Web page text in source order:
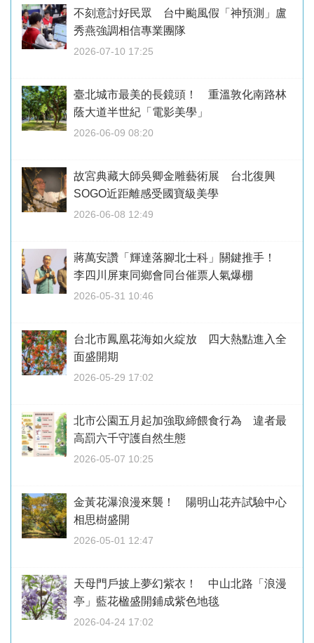
不刻意討好民眾 台中颱風假「神預測」盧
秀燕強調相信專業團隊
2026-07-10 17:25
臺北城市最美的長鏡頭！ 重溫敦化南路林
蔭大道半世紀「電影美學」
2026-06-09 08:20
故宮典藏大師吳卿金雕藝術展 台北復興
SOGO近距離感受國寶級美學
2026-06-08 12:49
蔣萬安讚「輝達落腳北士科」關鍵推手！
李四川屏東同鄉會同台催票人氣爆棚
2026-05-31 10:46
台北市鳳凰花海如火綻放 四大熱點進入全
面盛開期
2026-05-29 17:02
北市公園五月起加強取締餵食行為 違者最
高罰六千守護自然生態
2026-05-07 10:25
金黃花瀑浪漫來襲！ 陽明山花卉試驗中心
相思樹盛開
2026-05-01 12:47
天母門戶披上夢幻紫衣！ 中山北路「浪漫
亭」藍花楹盛開鋪成紫色地毯
2026-04-24 17:02